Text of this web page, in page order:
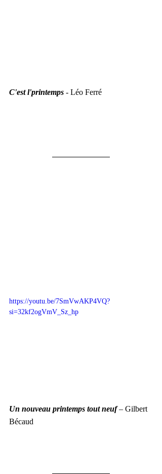
C'est l'printemps - Léo Ferré
https://youtu.be/7SmVwAKP4VQ?
si=32kf2ogVmV_Sz_hp
Un nouveau printemps tout neuf – Gilbert
Bécaud